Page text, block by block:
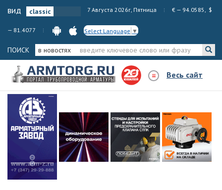
вид 7 Августа 2026г, Пятница € — 94.0585, $
— 81.4077 Select Language ▼
ПОИСК в новостях
Весь сайт